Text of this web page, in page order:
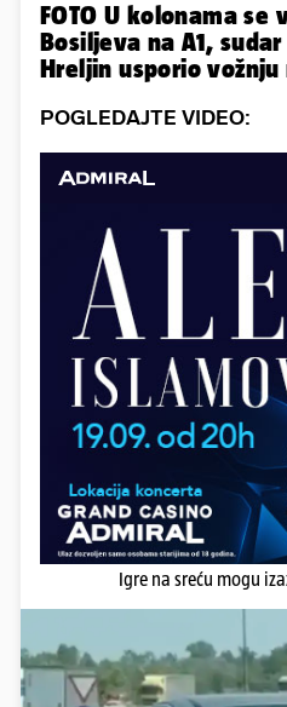
FOTO U kolonama se
Bosiljeva na A1,
Hreljin usporio vožnju
POGLEDAJTE VIDEO:
Igre na sreću mogu